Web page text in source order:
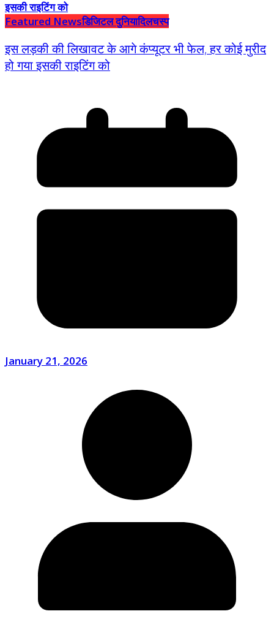
Featured Newsडिजिटल दुनियादिलचस्प
इस लड़की की लिखावट के आगे कंप्यूटर भी फेल, हर कोई मुरीद
हो गया इसकी राइटिंग को
January 21, 2026